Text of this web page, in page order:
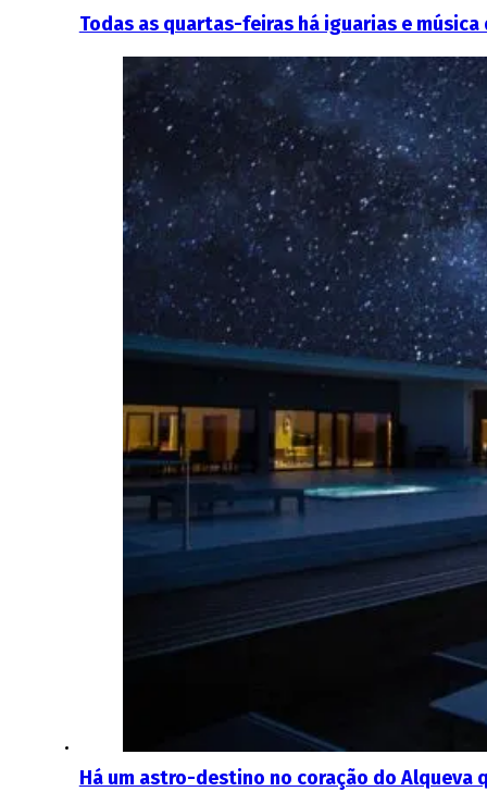
Todas as quartas-feiras há iguarias e música
Há um astro-destino no coração do Alqueva